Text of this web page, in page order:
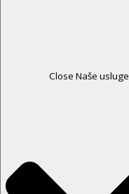
Close Naše usluge